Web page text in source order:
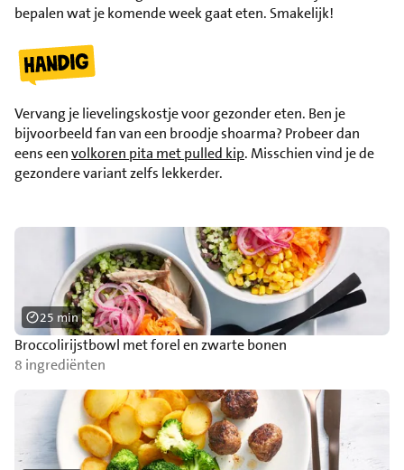
bepalen wat je komende week gaat eten. Smakelijk!
Vervang je lievelingskostje voor gezonder eten. Ben je
bijvoorbeeld fan van een broodje shoarma? Probeer dan
eens eenvolkoren pita met pulled kip. Misschien vind je de
gezondere variant zelfs lekkerder.
Broccolirijstbowl met forel en zwarte bonen
8 ingrediënten
25 min